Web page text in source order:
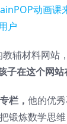
辅材料网站
子在这个网站
栏， 他的优
锻炼数学思